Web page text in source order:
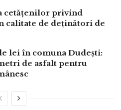
cetățenilor privind
calitate de deținători de
lei în comuna Dudești:
de asfalt pentru